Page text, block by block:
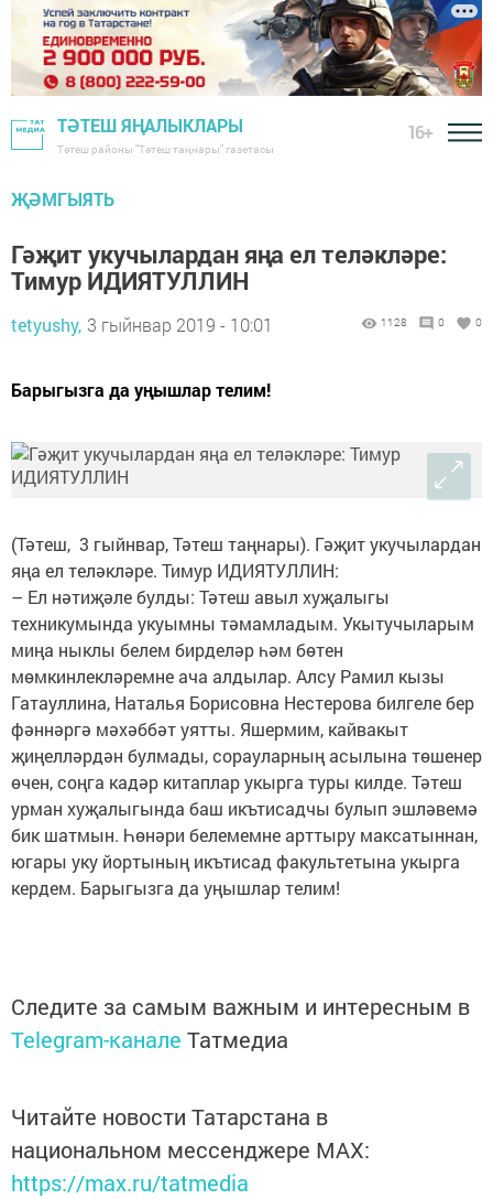
ТӘТЕШ ЯҢАЛЫКЛАРЫ
Тәтеш районы "Тәтеш таңнары" газетасы
16+
ҖӘМГЫЯТЬ
Гәҗит укучылардан яңа ел теләкләре:
Тимур ИДИЯТУЛЛИН
tetyushy, 3 гыйнвар 2019 - 10:01 1128 0 0
Барыгызга да уңышлар телим!
(Тәтеш, 3 гыйнвар, Тәтеш таңнары). Гәҗит укучылардан
яңа ел теләкләре. Тимур ИДИЯТУЛЛИН:
– Ел нәтиҗәле булды: Тәтеш авыл хуҗалыгы
техникумында укуымны тәмамладым. Укытучыларым
миңа нык­лы белем бирделәр һәм бөтен
мөмкинлекләремне ача алдылар. Алсу Рамил кызы
Гатауллина, На­талья Борисовна Нестерова билгеле бер
фәннәргә мәхәббәт уятты. Яшермим, кайвакыт
җиңелләрдән булмады, сорауларның асылына төшенер
өчен, соңга кадәр китаплар укырга туры килде. Тәтеш
урман хуҗалыгында баш икътисадчы булып эшләвемә
бик шатмын. Һөнәри белемемне арттыру максатыннан,
югары уку йортының икътисад факультетына укырга
кердем. Барыгызга да уңышлар телим!
Следите за самым важным и интересным в
Telegram-канале Татмедиа
Читайте новости Татарстана в
национальном мессенджере MАХ:
https://max.ru/tatmedia